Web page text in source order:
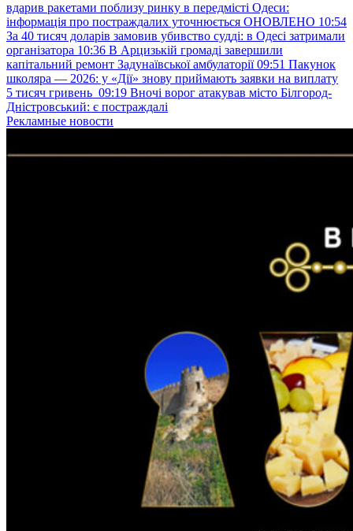
вдарив ракетами поблизу ринку в передмісті Одеси:
інформація про постраждалих уточнюється ОНОВЛЕНО 10:54
За 40 тисяч доларів замовив убивство судді: в Одесі затримали
організатора 10:36 В Арцизькій громаді завершили
капітальний ремонт Задунаївської амбулаторії 09:51 Пакунок
школяра — 2026: у «Дії» знову приймають заявки на виплату
5 тисяч гривень 09:19 Вночі ворог атакував місто Білгород-
Дністровський: є постраждалі
Рекламные новости